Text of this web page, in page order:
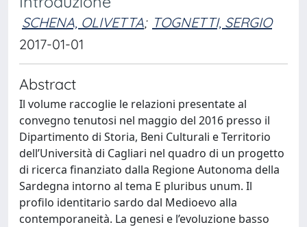
SCHENA, OLIVETTA; TOGNETTI, SERGIO
2017-01-01
Abstract
Il volume raccoglie le relazioni presentate al
convegno tenutosi nel maggio del 2016 presso il
Dipartimento di Storia, Beni Culturali e Territorio
dell’Università di Cagliari nel quadro di un progetto
di ricerca finanziato dalla Regione Autonoma della
Sardegna intorno al tema E pluribus unum. Il
profilo identitario sardo dal Medioevo alla
contemporaneità. La genesi e l’evoluzione basso